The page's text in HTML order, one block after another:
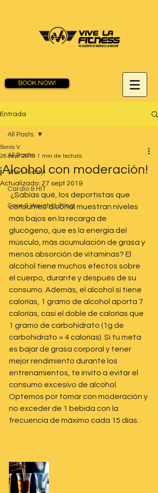
BOOK NOW!
Entrada
All Posts
Start Today!
Cardio & HIT
Core & Weight Lifting
All Posts
¡Alcohol con moderación!
Sonia V.
26 sept 2019 1 min de lectura
Actualizado: 27 sept 2019
consumen alcohol muestran niveles
más bajos en la recarga de
glucógeno, que es la energía del
músculo, más acumulación de grasa y
menos absorción de vitaminas? El
alcohol tiene muchos efectos sobre
el cuerpo, durante y después de su
consumo. Además, el alcohol sí tiene
calorías, 1 gramo de alcohol aporta 7
calorías, casi el doble de calorías que
1 gramo de carbohidrato (1g de
carbohidrato = 4 calorías). Si tu meta
es bajar de grasa corporal y tener
mejor rendimiento durante los
entrenamientos, te invito a evitar el
consumo excesivo de alcohol.
Optemos por tomar con moderación y
no exceder de 1 bebida con la
frecuencia de máximo cada 15 días.